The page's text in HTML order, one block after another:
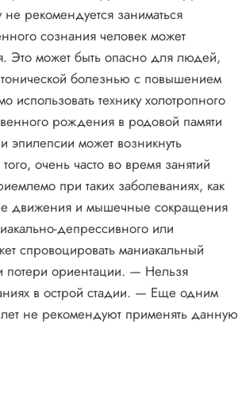
рекомендуется заниматься
сознания человек может
Это может быть опасно для людей,
болезнью с повышением
технику холотропного
рождения в родовой памяти
может возникнуть
очень часто во время занятий
при таких заболеваниях, как
движения и мышечные сокращения
депрессивного или
спровоцировать маниакальный
потери ориентации. — Нельзя
в острой стадии. — Еще одним
лет не рекомендуют применять данную